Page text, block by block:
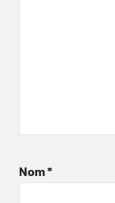
Nom*